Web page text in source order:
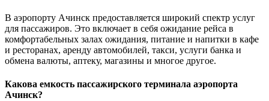
В аэропорту Ачинск предоставляется широкий спектр услуг
для пассажиров. Это включает в себя ожидание рейса в
комфортабельных залах ожидания, питание и напитки в кафе
и ресторанах, аренду автомобилей, такси, услуги банка и
обмена валюты, аптеку, магазины и многое другое.
Какова емкость пассажирского терминала аэропорта
Ачинск?